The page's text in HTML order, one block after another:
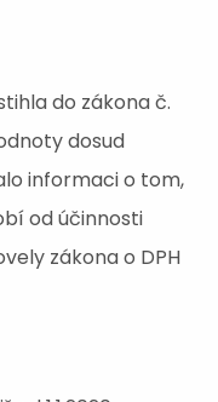
do zákona č.
dosud
informaci o tom,
od účinnosti
zákona o DPH